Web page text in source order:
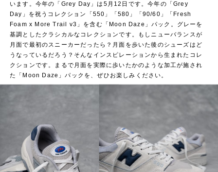
います。今年の「Grey Day」は5月12日です。今年の「Grey
Day」を祝うコレクション「550」「580」「90/60」「Fresh
Foam x More Trail v3」を含む「Moon Daze」パック。グレーを
基調としたクラシカルなコレクションです。もしニューバランスが
月面で最初のスニーカーだったら？月面を歩いた後のシューズはど
うなっているだろう？そんなインスピレーションから生まれたコレ
クションです。まるで月面を実際に歩いたかのような加工が施され
た「Moon Daze」パックを、ぜひお楽しみください。